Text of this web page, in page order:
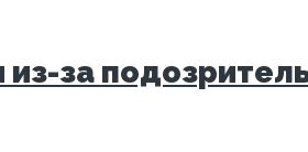
за